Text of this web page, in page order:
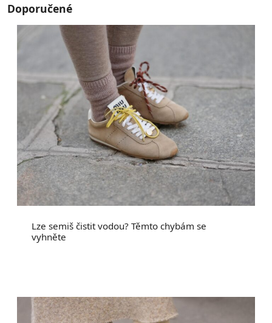
Doporučené
Lze semiš čistit vodou? Těmto chybám se
vyhněte